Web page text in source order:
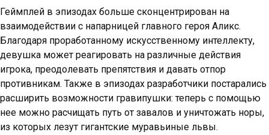
Геймплей в эпизодах больше сконцентрирован на
взаимодействии с напарницей главного героя Аликс.
Благодаря проработанному искусственному интеллекту,
девушка может реагировать на различные действия
игрока, преодолевать препятствия и давать отпор
противникам. Также в эпизодах разработчики постарались
расширить возможности гравипушки: теперь с помощью
нее можно расчищать путь от завалов и уничтожать норы,
из которых лезут гигантские муравьиные львы.